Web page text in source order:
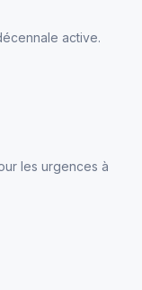
active.
les urgences à